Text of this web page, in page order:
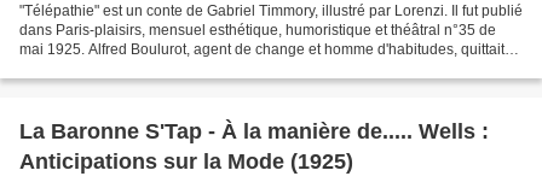
"Télépathie" est un conte de Gabriel Timmory, illustré par Lorenzi. Il fut publié
dans Paris-plaisirs, mensuel esthétique, humoristique et théâtral n°35 de
mai 1925. Alfred Boulurot, agent de change et homme d'habitudes, quittait
La Baronne S'Tap - À la manière de..... Wells :
Anticipations sur la Mode (1925)